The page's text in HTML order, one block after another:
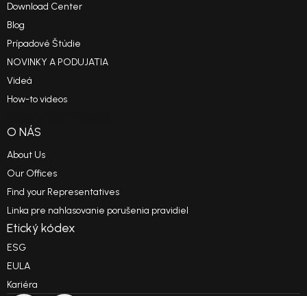
Download Center
Blog
Prípadové Štúdie
NOVINKY A PODUJATIA
Videá
How-to videos
O NÁS
About Us
Our Offices
Find your Representatives
Linka pre nahlasovanie porušenia pravidiel
Etický kódex
ESG
EULA
Kariéra